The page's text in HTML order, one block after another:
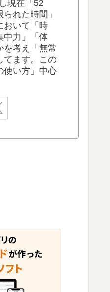
現在「52
れた時間」
おいて「時
中力」「体
を考え「無常
てます。この
使い方」中心